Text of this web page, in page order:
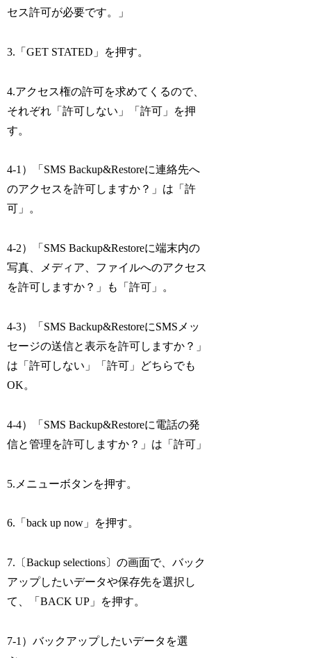
セス許可が必要です。」
3.「GET STATED」を押す。
4.アクセス権の許可を求めてくるので、
それぞれ「許可しない」「許可」を押
す。
4-1）「SMS Backup&Restoreに連絡先へ
のアクセスを許可しますか？」は「許
可」。
4-2）「SMS Backup&Restoreに端末内の
写真、メディア、ファイルへのアクセス
を許可しますか？」も「許可」。
4-3）「SMS Backup&RestoreにSMSメッ
セージの送信と表示を許可しますか？」
は「許可しない」「許可」どちらでも
OK。
4-4）「SMS Backup&Restoreに電話の発
信と管理を許可しますか？」は「許可」
5.メニューボタンを押す。
6.「back up now」を押す。
7.〔Backup selections〕の画面で、バック
アップしたいデータや保存先を選択し
て、「BACK UP」を押す。
7-1）バックアップしたいデータを選